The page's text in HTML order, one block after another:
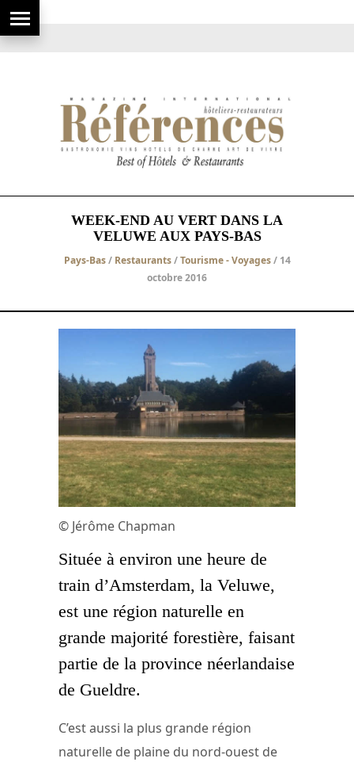
WEEK-END AU VERT DANS LA
VELUWE AUX PAYS-BAS
Pays-Bas/ Restaurants/Tourisme - Voyages/ 14
octobre 2016
© Jérôme Chapman
Située à environ une heure de
train d’Amsterdam, la Veluwe,
est une région naturelle en
grande majorité forestière, faisant
partie de la province néerlandaise
de Gueldre.
C’est aussi la plus grande région
naturelle de plaine du nord-ouest de